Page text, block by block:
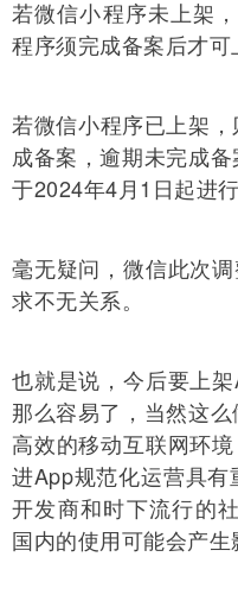
若微信小程序未上架
程序须完成备案后才可
若微信小程序已上架
成备案，逾期未完成
于2024年4月1日起进行
毫无疑问，微信此次
求不无关系。
也就是说，今后要上
那么容易了，当然这么
高效的移动互联网环
进App规范化运营具
开发商和时下流行的
国内的使用可能会产生